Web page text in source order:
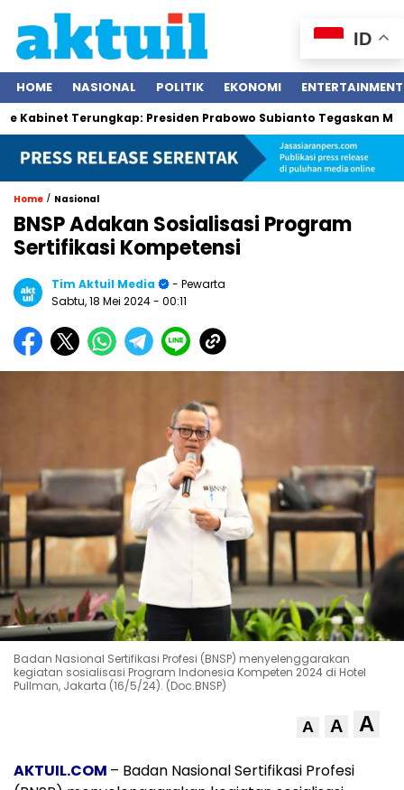
HOME NASIONAL POLITIK EKONOMI ENTERTAINMENT
Terungkap: Presiden Prabowo Subianto Tegaskan Menteri
Home / Nasional
BNSP Adakan Sosialisasi Program
Sertifikasi Kompetensi
Tim Aktuil Media
- Pewarta
Sabtu, 18 Mei 2024- 00:11
Badan Nasional Sertifikasi Profesi (BNSP) menyelenggarakan
kegiatan sosialisasi Program Indonesia Kompeten 2024 di Hotel
Pullman, Jakarta (16/5/24). (Doc.BNSP)
A A A
AKTUIL.COM – Badan Nasional Sertifikasi Profesi
ID